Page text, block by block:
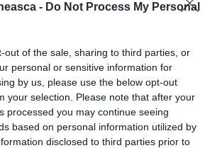
- Do Not Process My Personal
out of the sale, sharing to third parties, or
personal or sensitive information for
by us, please use the below opt-out
your selection. Please note that after your
processed you may continue seeing
based on personal information utilized by
disclosed to third parties prior to
telefon șiam sunat la BEC…
să candidez la alegerile